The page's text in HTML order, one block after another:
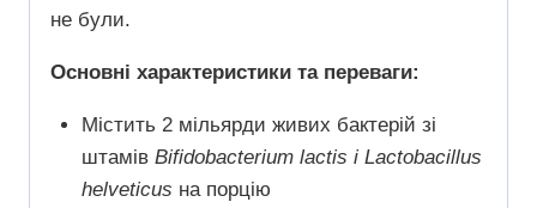
не були.
Основні характеристики та переваги:
Містить 2 мільярди живих бактерій зі
штамів Bifidobacterium lactis і Lactobacillus
helveticus на порцію